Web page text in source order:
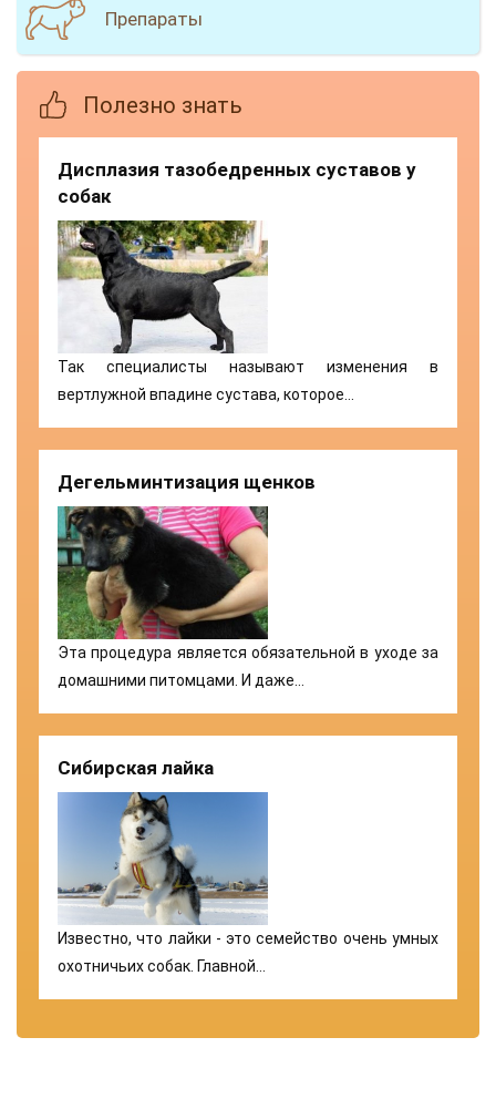
Препараты
Полезно знать
Дисплазия тазобедренных суставов у
собак
Так специалисты называют изменения в
вертлужной впадине сустава, которое…
Дегельминтизация щенков
Эта процедура является обязательной в уходе за
домашними питомцами. И даже…
Сибирская лайка
Известно, что лайки - это семейство очень умных
охотничьих собак. Главной…